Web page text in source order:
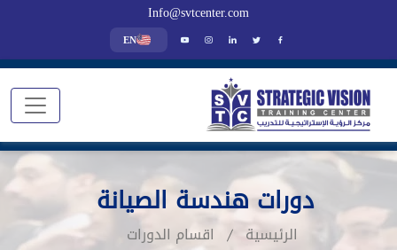
Info@svtcenter.com
EN
دورات هندسة الصيانة
الرئيسية
اقسام الدورات